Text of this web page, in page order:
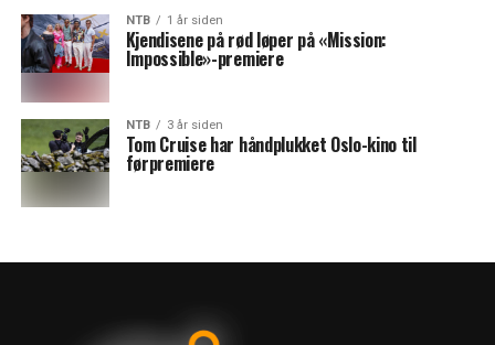
NTB 1 år siden
Kjendisene på rød løper på «Mission:
Impossible»-premiere
NTB 3 år siden
Tom Cruise har håndplukket Oslo-kino til
førpremiere